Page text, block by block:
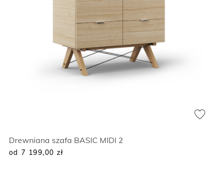
Drewniana szafa BASIC MIDI 2
od 7 199,00 zł